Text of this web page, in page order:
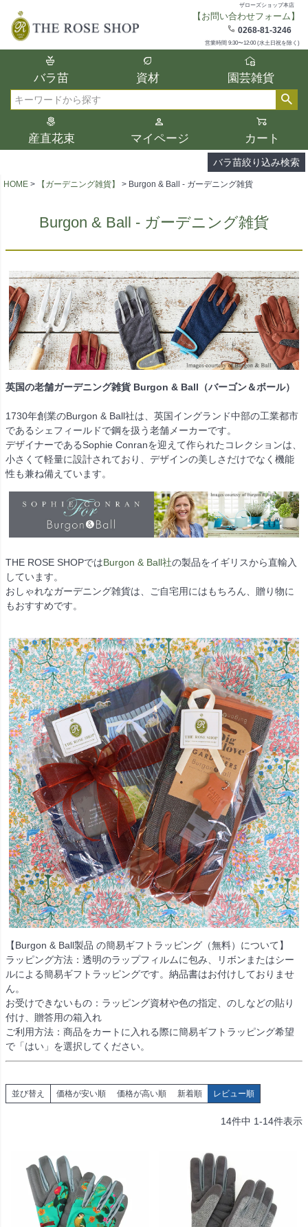
ザローズショップ本店
【お問い合わせフォーム】
0268-81-3246
営業時間 9:30〜12:00 (水土日祝を除く)
バラ苗 資材 園芸雑貨
産直花束 マイページ カート
バラ苗絞り込み検索
在庫
在庫ありのみ表示
検索
複数の条件を選択して絞り込み検索が可能
選択した項目全てに該当する品種のみ検索
結果に表示されます。
タイプ、カラー、ブランドなどは1つずつ選
択してください。
HOME 【ガーデニング雑貨】 Burgon & Ball - ガーデニング雑貨
Burgon & Ball - ガーデニング雑貨
英国の老舗ガーデニング雑貨 Burgon & Ball（バーゴン＆ボール）
1730年創業のBurgon & Ball社は、英国イングランド中部の工業都市
であるシェフィールドで鋼を扱う老舗メーカーです。
デザイナーであるSophie Conranを迎えて作られたコレクションは、
小さくて軽量に設計されており、デザインの美しさだけでなく機能
性も兼ね備えています。
THE ROSE SHOPではBurgon & Ball社の製品をイギリスから直輸入
しています。
おしゃれなガーデニング雑貨は、ご自宅用にはもちろん、贈り物に
もおすすめです。
【Burgon & Ball製品 の簡易ギフトラッピング（無料）について】
ラッピング方法：透明のラップフィルムに包み、リボンまたはシー
ルによる簡易ギフトラッピングです。納品書はお付けしておりませ
ん。
お受けできないもの：ラッピング資材や色の指定、のしなどの貼り
付け、贈答用の箱入れ
ご利用方法：商品をカートに入れる際に簡易ギフトラッピング希望
で「はい」を選択してください。
並び替え 価格が安い順 価格が高い順 新着順 レビュー順
14件中 1-14件表示